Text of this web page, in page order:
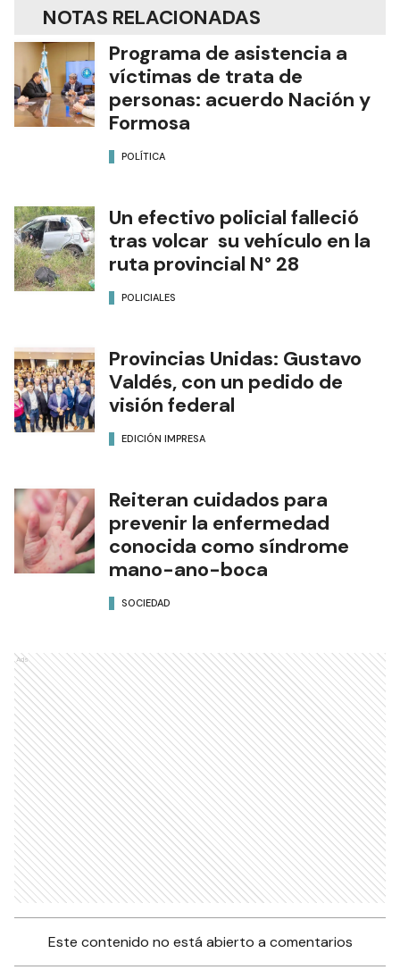
NOTAS RELACIONADAS
Programa de asistencia a
víctimas de trata de
personas: acuerdo Nación y
Formosa
POLÍTICA
Un efectivo policial falleció
tras volcar su vehículo en la
ruta provincial N° 28
POLICIALES
Provincias Unidas: Gustavo
Valdés, con un pedido de
visión federal
EDICIÓN IMPRESA
Reiteran cuidados para
prevenir la enfermedad
conocida como síndrome
mano-ano-boca
SOCIEDAD
Ads
Este contenido no está abierto a comentarios